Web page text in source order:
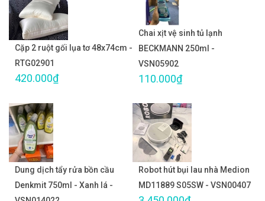
Cặp 2 ruột gối lụa tơ 48x74cm -
RTG02901
420.000₫
Chai xịt vệ sinh tủ lạnh
BECKMANN 250ml -
VSN05902
110.000₫
Dung dịch tẩy rửa bồn cầu
Denkmit 750ml - Xanh lá -
Robot hút bụi lau nhà Medion
MD11889 S05SW - VSN00407